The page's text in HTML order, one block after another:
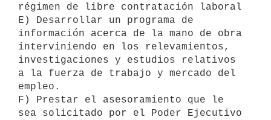
régimen de libre contratación laboral
E) Desarrollar un programa de
información acerca de la mano de obra
interviniendo en los relevamientos,
investigaciones y estudios relativos
a la fuerza de trabajo y mercado del
empleo.
F) Prestar el asesoramiento que le
sea solicitado por el Poder Ejecutivo